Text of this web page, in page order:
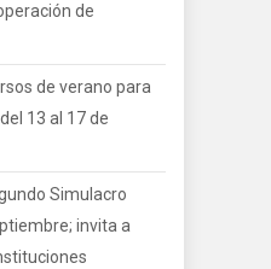
de
de verano para
13 al 17 de
Simulacro
invita a